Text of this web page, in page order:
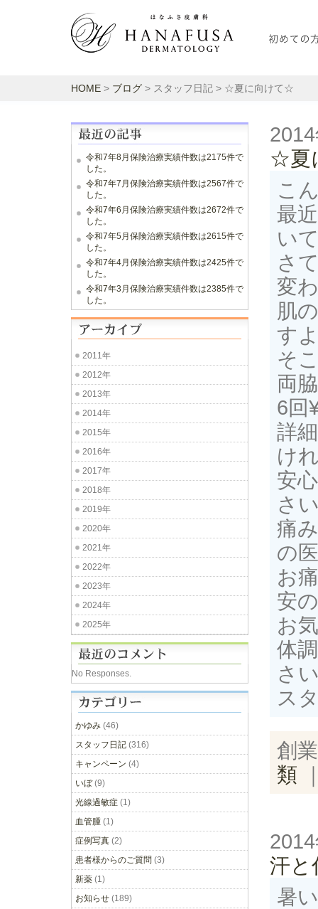
HOME > ブログ > スタッフ日記 > ☆夏に向けて☆
☆夏
こ
最
い
さ
変
肌
す
そ
両
6回
詳
け
安
さ
痛
の
お
安
お
体
さ
ス
創
類
汗と
暑
令和7年8月保険治療実績件数は2175件で
した。
令和7年7月保険治療実績件数は2567件で
した。
令和7年6月保険治療実績件数は2672件で
した。
令和7年5月保険治療実績件数は2615件で
した。
令和7年4月保険治療実績件数は2425件で
した。
令和7年3月保険治療実績件数は2385件で
した。
2011年
2012年
2013年
2014年
2015年
2016年
2017年
2018年
2019年
2020年
2021年
2022年
2023年
2024年
2025年
No Responses.
かゆみ (46)
スタッフ日記 (316)
キャンペーン (4)
いぼ(9)
光線過敏症 (1)
血管腫 (1)
症例写真 (2)
患者様からのご質問 (3)
新薬 (1)
お知らせ (189)